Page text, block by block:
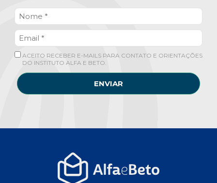
ACEITO RECEBER E-MAILS PARA CONTATO E ORIENTAÇÕES
DO INSTITUTO ALFA E BETO.
ENVIAR